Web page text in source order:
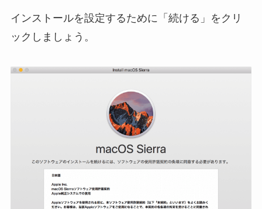
インストールを設定するために「続ける」をクリ
ックしましょう。